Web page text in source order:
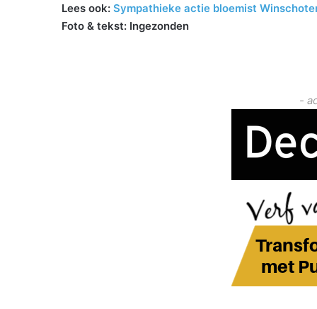
Lees ook: Sympathieke actie bloemist
Foto & tekst: Ingezonden
-